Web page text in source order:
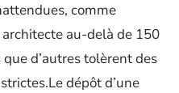
comme
au-delà de 150
d’autres tolèrent des
dépôt d’une